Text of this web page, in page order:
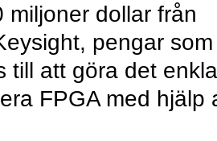
miljoner dollar från
pengar som
till att göra det
FPGA med hjälp